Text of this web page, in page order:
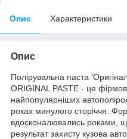
Опис Характеристики
Опис
Полірувальна паста
ORIGINAL PASTE - це
найпопулярніших
роках минулого сторіччя.
вдосконалювались роками,
результат захисту кузова